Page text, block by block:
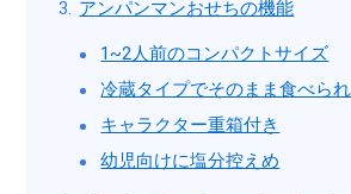
アンパンマンおせちの機能
1~2人前のコンパクトサイズ
冷蔵タイプでそのまま食べら
キャラクター重箱付き
幼児向けに塩分控えめ